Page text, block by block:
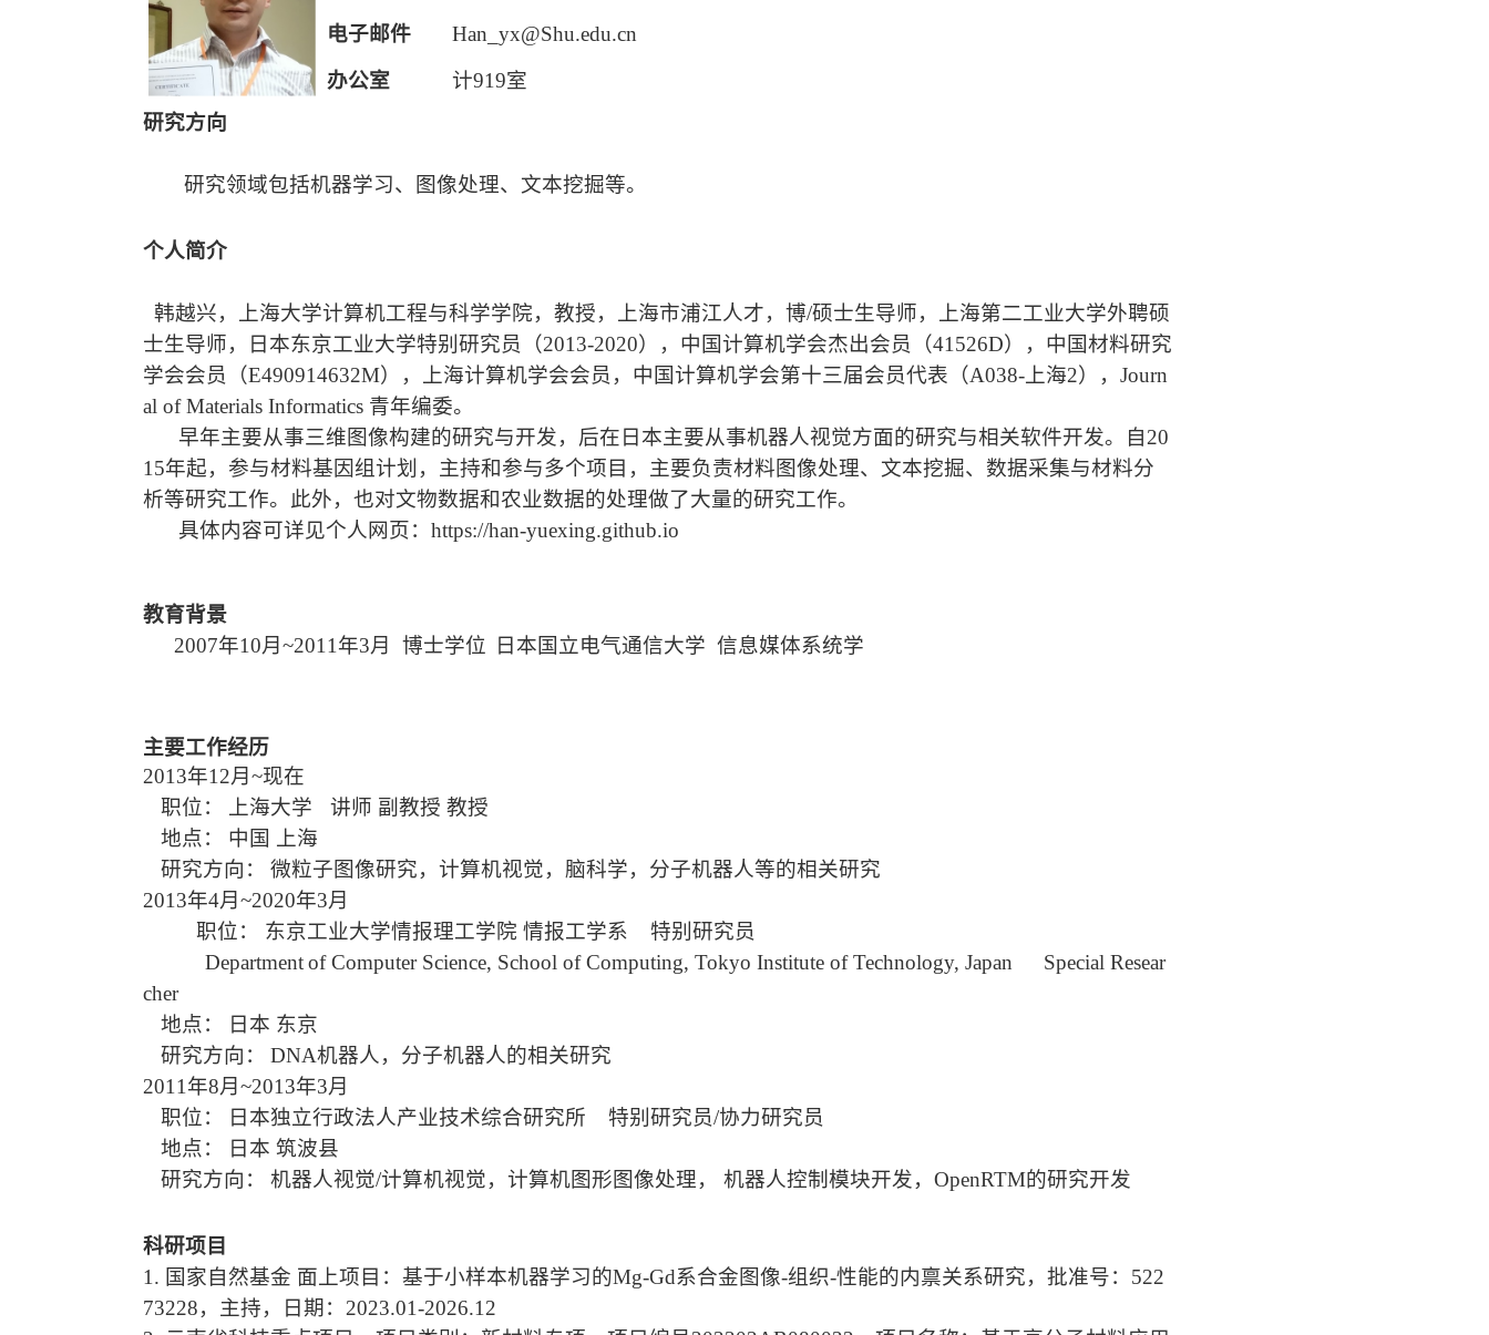
电子邮件
Han_yx@Shu.edu.cn
办公室
计919室
研究方向
研究领域包括机器学习、 图像处理、文本挖掘等。
个人简介
韩越兴，上海大学计算机工程与科学学院，教授，上海市浦江人才，博/硕士生导师，上海第二工业大学外聘硕
士生导师，日本东京工业大学特别研究员（2013-2020），中国计算机学会杰出会员（41526D），中国材料研究
学会会员（E490914632M），上海计算机学会会员，中国计算机学会第十三届会员代表（A038-上海2），Journ
al of Materials Informatics 青年编委。
早年主要从事三维图像构建的研究与开发，后在日本主要从事机器人视觉方面的研究与相关软件开发。自20
15年起，参与材料基因组计划，主持和参与多个项目，主要负责材料图像处理、文本挖掘、数据采集与材料分
析等研究工作。此外，也对文物数据和农业数据的处理做了大量的研究工作。
具体内容可详见个人网页：https://han-yuexing.github.io
教育背景
2007年10月~2011年3月 博士学位
日本国立电气通信大学 信息媒体系统学
主要工作经历
2013年12月~现在
职位：
上海大学
讲师 副教授 教授
地点：
中国 上海
研究方向：
微粒子图像研究，计算机视觉，脑科学，分子机器人等的相关研究
2013年4月~2020年3月
职位： 东京工业大学情报理工学院 情报工学系
特别研究员
Departmentof Computer Science, School of Computing, Tokyo Institute of Technology, Japan
Special Resear
cher
地点：
日本 东京
研究方向：
DNA机器人，分子机器人的相关研究
2011年8月~2013年3月
职位：
日本独立行政法人产业技术综合研究所
特别研究员/协力研究员
地点：
日本 筑波县
研究方向：
机器人视觉/计算机视觉，计算机图形图像处理， 机器人控制模块开发，OpenRTM的研究开发
科研项目
1. 国家自然基金 面上项目：基于小样本机器学习的Mg-Gd系合金图像-组织-性能的内禀关系研究，批准号：522
73228，主持，日期：2023.01-2026.12